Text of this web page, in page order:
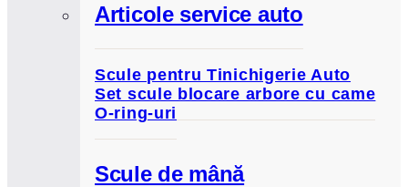
Articole service auto
Scule pentru Tinichigerie Auto
Set scule blocare arbore cu came
O-ring-uri
Scule de mână